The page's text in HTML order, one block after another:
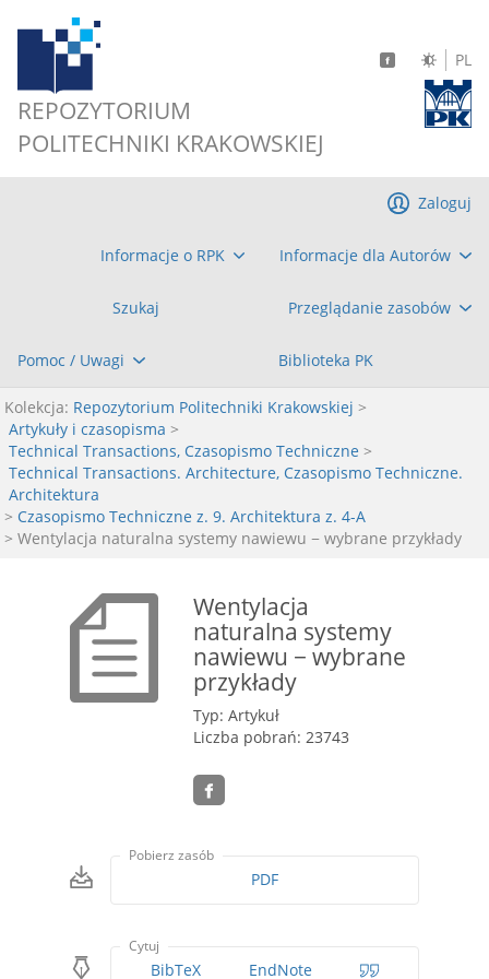
REPOZYTORIUM
POLITECHNIKI KRAKOWSKIEJ
PL
Informacje o RPK Informacje dla Autorów
Szukaj Przeglądanie zasobów
Pomoc / Uwagi Biblioteka PK
Zaloguj
Kolekcja: Repozytorium Politechniki Krakowskiej >
Artykuły i czasopisma >
Technical Transactions, Czasopismo Techniczne >
Technical Transactions. Architecture, Czasopismo Techniczne.
Architektura
> Czasopismo Techniczne z. 9. Architektura z. 4-A
> Wentylacja naturalna systemy nawiewu − wybrane przykłady
Wentylacja
naturalna systemy
nawiewu − wybrane
przykłady
Typ: Artykuł
Liczba pobrań: 23743
Pobierz zasób
PDF
Cytuj
BibTeX EndNote